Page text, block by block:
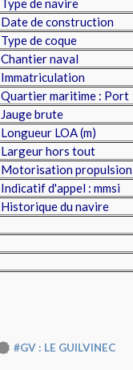
Type de navire
Date de construction
Type de coque
Chantier naval
Immatriculation
Quartier maritime : Port
Jauge brute
Longueur LOA (m)
Largeur hors tout
Motorisation propulsion
Indicatif d'appel : mmsi
Historique du navire
#GV : LE GUILVINEC